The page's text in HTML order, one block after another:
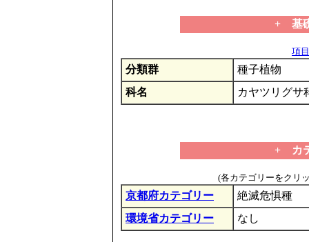
+ 基
項
分類群
種子植物
科名
カヤツリグサ
+ カ
(各カテゴリーをクリ
京都府カテゴリー
絶滅危惧種
環境省カテゴリー
なし